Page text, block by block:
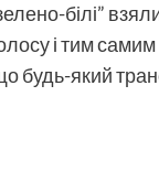
білі”
і тим
будь-який